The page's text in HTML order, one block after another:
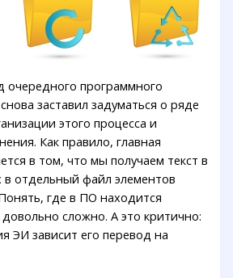
очередного программного
заставил задуматься о ряде
этого процесса и
Как правило, главная
в том, что мы получаем текст в
в отдельный файл элементов
где в ПО находится
сложно. А это критично:
ЭИ зависит его перевод на